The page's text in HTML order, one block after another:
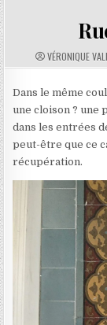
AUTHOR:
VÉRONIQUE
Dans le même
une cloison ? une
dans les entrées
peut-être que ce
récupération.